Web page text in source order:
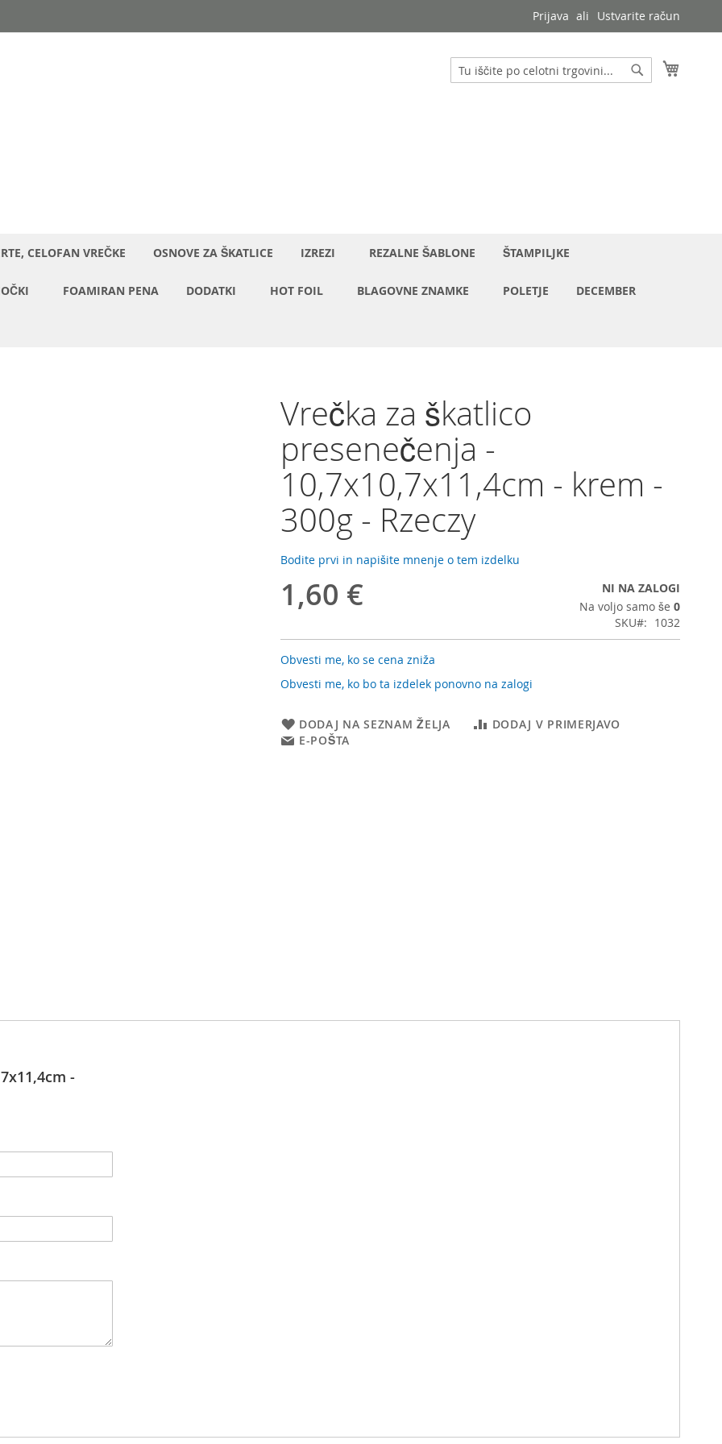
Prijava Ustvarite račun
Iskanje
CELOFAN VREČKE OSNOVE ZA ŠKATLICE IZREZI REZALNE ŠABLONE ŠTAMPILJKE
FOAMIRAN PENA DODATKI HOT FOIL BLAGOVNE ZNAMKE POLETJE DECEMBER
Vrečka za škatlico
presenečenja -
10,7x10,7x11,4cm - krem -
300g - Rzeczy
Bodite prvi in napišite mnenje o tem izdelku
1,60 €
NI NA ZALOGI
Na voljo samo še 0
SKU
1032
Obvesti me, ko se cena zniža
Obvesti me, ko bo ta izdelek ponovno na zalogi
DODAJ NA SEZNAM ŽELJA
DODAJ V PRIMERJAVO
E-POŠTA
-